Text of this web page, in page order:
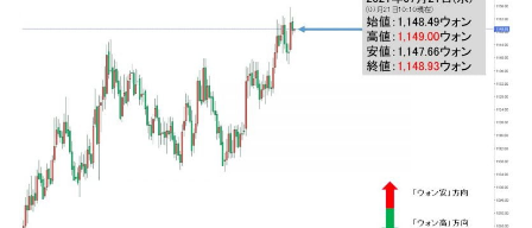
『Money1』
韓国･警察職員が「丸刈りになって抗議活
『Money1』
中国だけが鉄鋼輸出を異常増加させる ⇒ 中
国の過剰生産が世界を蝕む。
『Money1』
韓国製造業「半導体絶好調」のウラで他業
種は全般的「不調」⇒ PSIが示す現況は決して良くない。
【米韓激突案件】韓国消費者院が『クーパ